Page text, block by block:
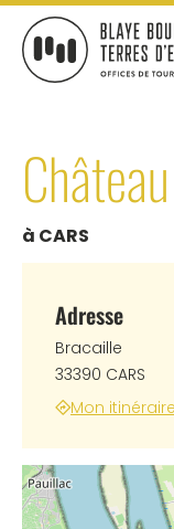
à CARS
Adresse
Bracaille
33390 CARS
Mon